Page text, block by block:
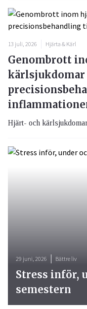
13 juli, 2026 Hjärta & Kärl
Genombrott
29 juni, 2026 Bättre liv
Stress inför,
semestern